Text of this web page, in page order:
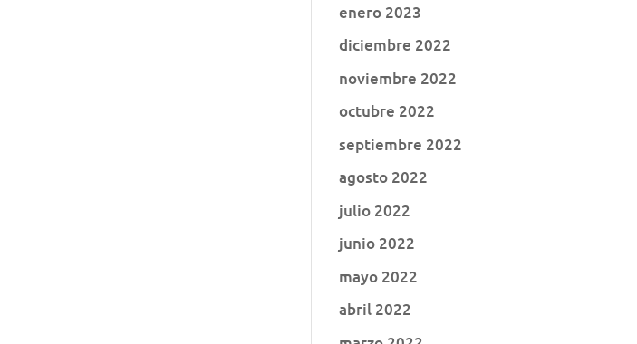
enero 2023
diciembre 2022
noviembre 2022
octubre 2022
septiembre 2022
agosto 2022
julio 2022
junio 2022
mayo 2022
abril 2022